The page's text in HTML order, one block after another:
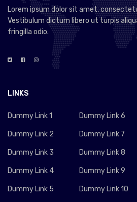
Lorem ipsum dolor sit amet,
Vestibulum dictum libero ut turpis
fringilla odio.
LINKS
Dummy Link 1
Dummy Link 2
Dummy Link 3
Dummy Link 4
Dummy Link 5
Dummy Link 6
Dummy Link 7
Dummy Link 8
Dummy Link 9
Dummy Link 10